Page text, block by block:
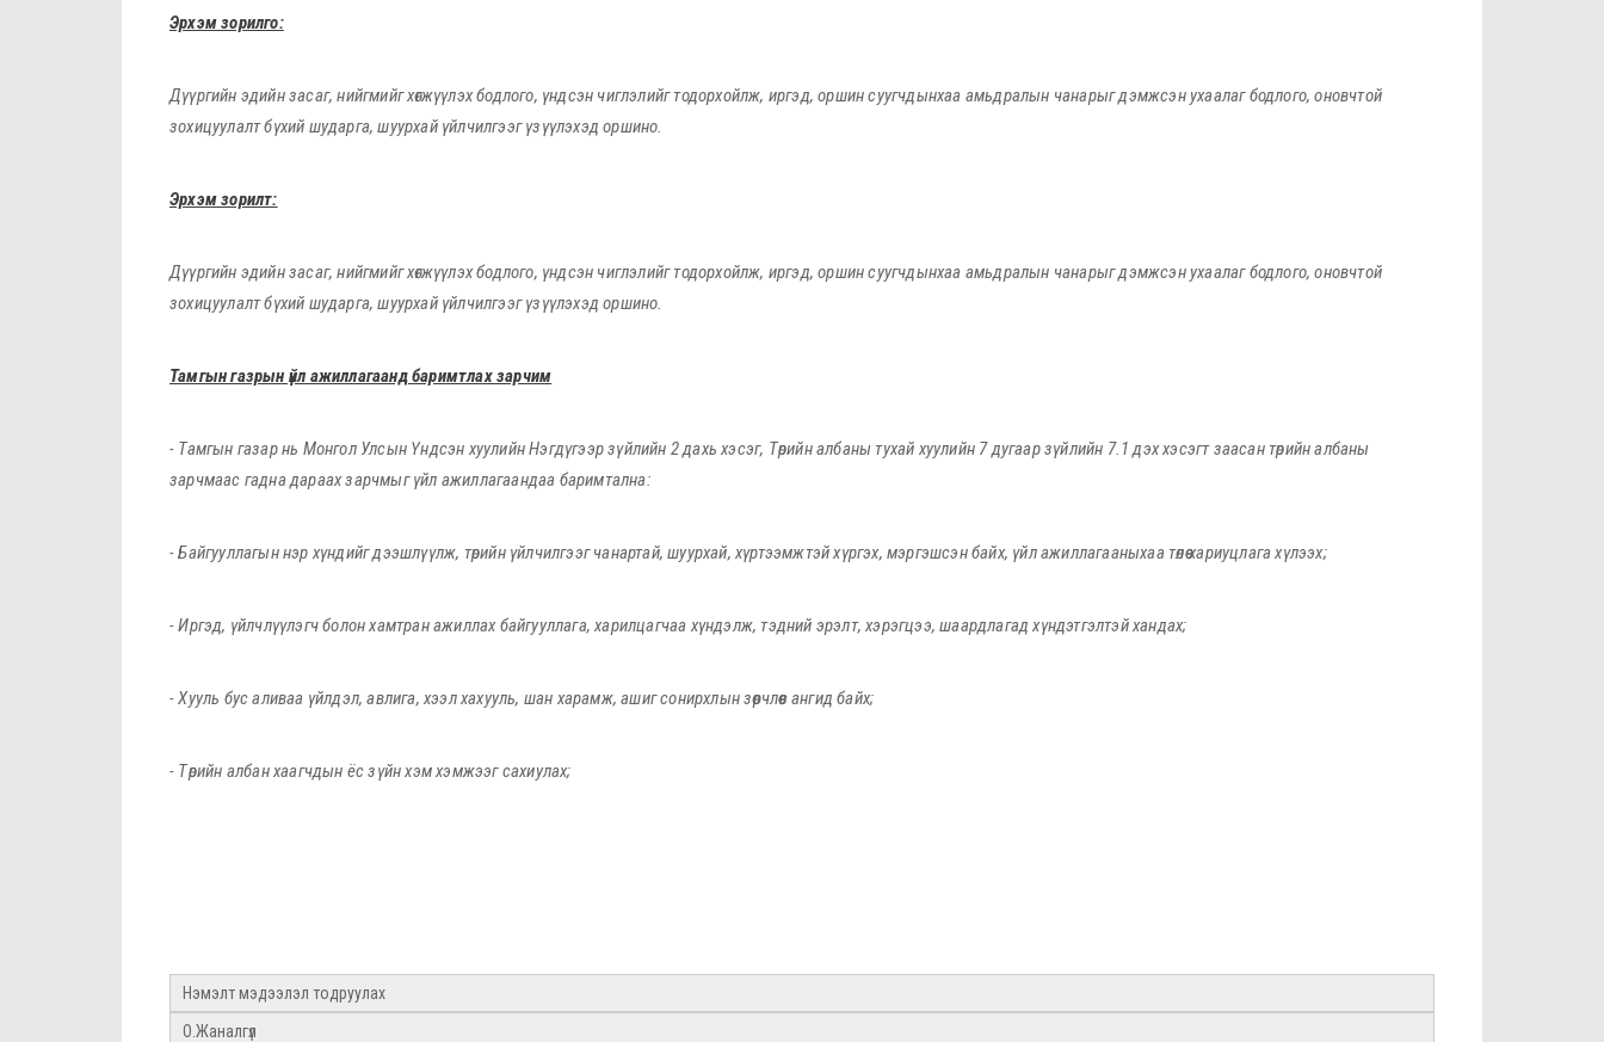
Эрхэм зорилго:
Дүүргийн эдийн засаг, нийгмийг хөгжүүлэх бодлого, үндсэн чиглэлийг тодорхойлж, иргэд, оршин суугчдынхаа амьдралын чанарыг дэмжсэн ухаалаг бодлого, оновчтой
зохицуулалт бүхий шударга, шуурхай үйлчилгээг үзүүлэхэд оршино.
Эрхэм зорилт:
Дүүргийн эдийн засаг, нийгмийг хөгжүүлэх бодлого, үндсэн чиглэлийг тодорхойлж, иргэд, оршин суугчдынхаа амьдралын чанарыг дэмжсэн ухаалаг бодлого, оновчтой
зохицуулалт бүхий шударга, шуурхай үйлчилгээг үзүүлэхэд оршино.
Тамгын газрын үйл ажиллагаанд баримтлах зарчим
- Тамгын газар нь Монгол Улсын Үндсэн хуулийн Нэгдүгээр зүйлийн 2 дахь хэсэг, Төрийн албаны тухай хуулийн 7 дугаар зүйлийн 7.1 дэх хэсэгт заасан төрийн албаны
зарчмаас гадна дараах зарчмыг үйл ажиллагаандаа баримтална:
- Байгууллагын нэр хүндийг дээшлүүлж, төрийн үйлчилгээг чанартай, шуурхай, хүртээмжтэй хүргэх, мэргэшсэн байх, үйл ажиллагааныхаа төлөө хариуцлага хүлээх;
- Иргэд, үйлчлүүлэгч болон хамтран ажиллах байгууллага, харилцагчаа хүндэлж, тэдний эрэлт, хэрэгцээ, шаардлагад хүндэтгэлтэй хандах;
- Хууль бус аливаа үйлдэл, авлига, хээл хахууль, шан харамж, ашиг сонирхлын зөрчлөөс ангид байх;
- Төрийн албан хаагчдын ёс зүйн хэм хэмжээг сахиулах;
Нэмэлт мэдээлэл тодруулах
О.Жаналгүл